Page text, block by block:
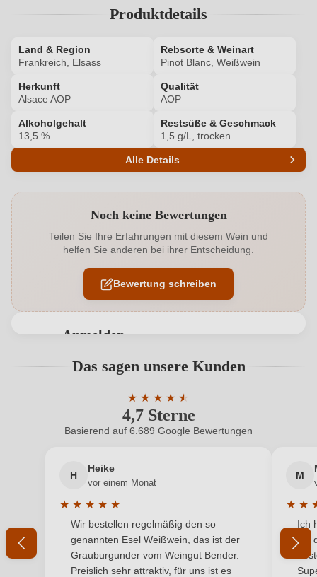
Produktdetails
Land & Region
Frankreich, Elsass
Rebsorte & Weinart
Pinot Blanc, Weißwein
Herkunft
Alsace AOP
Qualität
AOP
Alkoholgehalt
13,5 %
Restsüße & Geschmack
1,5 g/L, trocken
Alle Details
Alkoholgehalt in % 13,5 %
Allergene Enthält Sulfite
Auszeichnungen Wine Enthusiast
Bio-Kontrollstelle Shop
Trocken
Hersteller
adresse
SARL Vins Sipp Mack, rue des Vosges 1, 68150
Hunawihr, Frankreich
Noch keine Bewertungen
Teilen Sie Ihre Erfahrungen mit diesem Wein und
helfen Sie anderen bei ihrer Entscheidung.
Bewertung schreiben
Anmelden
Benutzern abgegeben werden. Bitte loggen Sie sich
Neuer Kunde? Neuer Kunde?
Ihre E-Mail-Adresse
Ihr Passwort
Ich habe mein Passwort vergessen
Das sagen unsere Kunden
4,7 Sterne
★ ★ ★ ★ ★
★
Durchschnittliche Bewertung von 4.7
Basierend auf 6.689 Google Bewertungen
H
Heike
vor einem Monat
★ ★ ★ ★ ★
Durchschnittliche Bewertung von 5 von 5 Sternen
Wir bestellen regelmäßig den so
genannten Esel Weißwein, das ist der
Grauburgunder vom Weingut Bender.
Preislich sehr attraktiv, für uns ist es
M
★ ★
Ich
mit